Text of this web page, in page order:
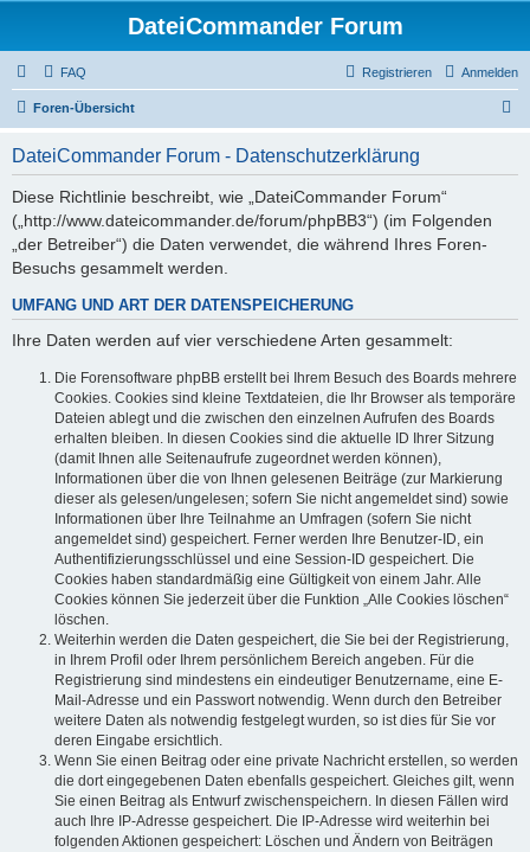
DateiCommander Forum
FAQ Anmelden
Registrieren
Foren-Übersicht
DateiCommander Forum - Datenschutzerklärung
Diese Richtlinie beschreibt, wie „DateiCommander Forum“
(„http://www.dateicommander.de/forum/phpBB3“) (im Folgenden
„der Betreiber“) die Daten verwendet, die während Ihres Foren-
Besuchs gesammelt werden.
UMFANG UND ART DER DATENSPEICHERUNG
Ihre Daten werden auf vier verschiedene Arten gesammelt:
Die Forensoftware phpBB erstellt bei Ihrem Besuch des Boards mehrere
Cookies. Cookies sind kleine Textdateien, die Ihr Browser als temporäre
Dateien ablegt und die zwischen den einzelnen Aufrufen des Boards
erhalten bleiben. In diesen Cookies sind die aktuelle ID Ihrer Sitzung
(damit Ihnen alle Seitenaufrufe zugeordnet werden können),
Informationen über die von Ihnen gelesenen Beiträge (zur Markierung
dieser als gelesen/ungelesen; sofern Sie nicht angemeldet sind) sowie
Informationen über Ihre Teilnahme an Umfragen (sofern Sie nicht
angemeldet sind) gespeichert. Ferner werden Ihre Benutzer-ID, ein
Authentifizierungsschlüssel und eine Session-ID gespeichert. Die
Cookies haben standardmäßig eine Gültigkeit von einem Jahr. Alle
Cookies können Sie jederzeit über die Funktion „Alle Cookies löschen“
löschen.
Weiterhin werden die Daten gespeichert, die Sie bei der Registrierung,
in Ihrem Profil oder Ihrem persönlichem Bereich angeben. Für die
Registrierung sind mindestens ein eindeutiger Benutzername, eine E-
Mail-Adresse und ein Passwort notwendig. Wenn durch den Betreiber
weitere Daten als notwendig festgelegt wurden, so ist dies für Sie vor
deren Eingabe ersichtlich.
Wenn Sie einen Beitrag oder eine private Nachricht erstellen, so werden
die dort eingegebenen Daten ebenfalls gespeichert. Gleiches gilt, wenn
Sie einen Beitrag als Entwurf zwischenspeichern. In diesen Fällen wird
auch Ihre IP-Adresse gespeichert. Die IP-Adresse wird weiterhin bei
folgenden Aktionen gespeichert: Löschen und Ändern von Beiträgen